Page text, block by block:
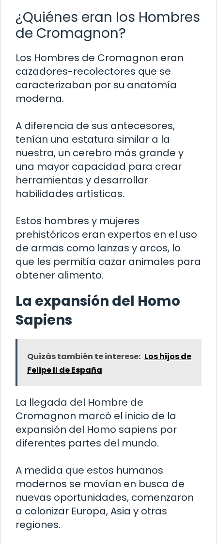
¿Quiénes eran los Hombres
de Cromagnon?
Los Hombres de Cromagnon eran
cazadores-recolectores que se
caracterizaban por su anatomía
moderna.
A diferencia de sus antecesores,
tenían una estatura similar a la
nuestra, un cerebro más grande y
una mayor capacidad para crear
herramientas y desarrollar
habilidades artísticas.
Estos hombres y mujeres
prehistóricos eran expertos en el uso
de armas como lanzas y arcos, lo
que les permitía cazar animales para
obtener alimento.
La expansión del Homo
Sapiens
Quizás también te interese: Los hijos de
Felipe II de España
La llegada del Hombre de
Cromagnon marcó el inicio de la
expansión del Homo sapiens por
diferentes partes del mundo.
A medida que estos humanos
modernos se movían en busca de
nuevas oportunidades, comenzaron
a colonizar Europa, Asia y otras
regiones.